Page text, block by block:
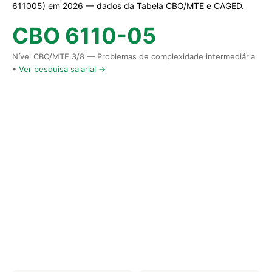
611005) em 2026 — dados da Tabela CBO/MTE e CAGED.
CBO 6110-05
Nível CBO/MTE 3/8 — Problemas de complexidade intermediária
• Ver pesquisa salarial →